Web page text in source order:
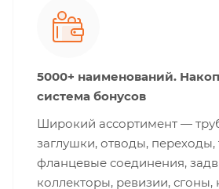
5000+ наименований.
система бонусов
Широкий ассортимент —
заглушки, отводы, переходы,
фланцевые соединения,
коллекторы, ревизии, сгоны,